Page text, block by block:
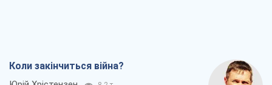
Коли закінчиться війна?